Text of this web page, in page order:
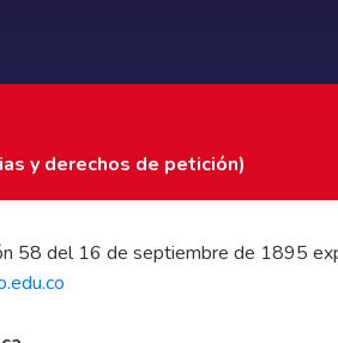
y derechos de petición)
58 del 16 de septiembre de 1895